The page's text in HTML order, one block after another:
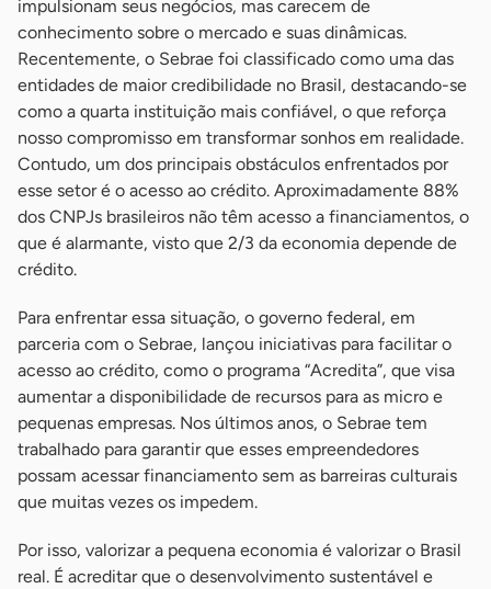
impulsionam seus negócios, mas carecem de
conhecimento sobre o mercado e suas dinâmicas.
Recentemente, o Sebrae foi classificado como uma das
entidades de maior credibilidade no Brasil, destacando-se
como a quarta instituição mais confiável, o que reforça
nosso compromisso em transformar sonhos em realidade.
Contudo, um dos principais obstáculos enfrentados por
esse setor é o acesso ao crédito. Aproximadamente 88%
dos CNPJs brasileiros não têm acesso a financiamentos, o
que é alarmante, visto que 2/3 da economia depende de
crédito.
Para enfrentar essa situação, o governo federal, em
parceria com o Sebrae, lançou iniciativas para facilitar o
acesso ao crédito, como o programa “Acredita”, que visa
aumentar a disponibilidade de recursos para as micro e
pequenas empresas. Nos últimos anos, o Sebrae tem
trabalhado para garantir que esses empreendedores
possam acessar financiamento sem as barreiras culturais
que muitas vezes os impedem.
Por isso, valorizar a pequena economia é valorizar o Brasil
real. É acreditar que o desenvolvimento sustentável e